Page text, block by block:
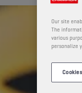
Our site
The
various
personalize